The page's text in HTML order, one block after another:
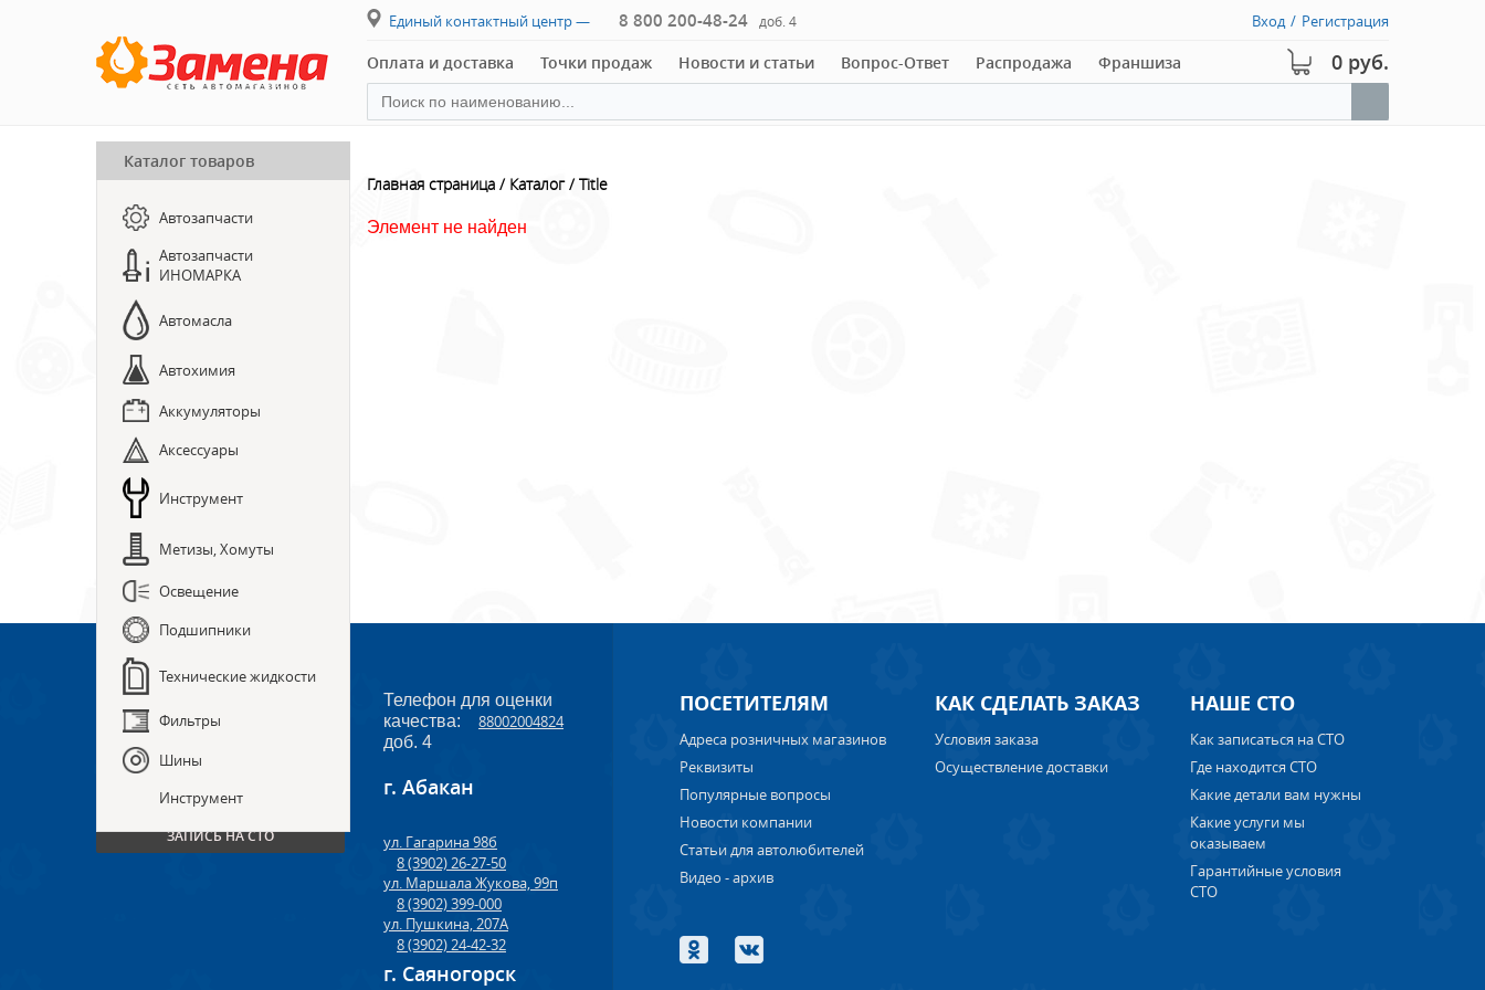
Единый контактный центр — 8 800 200-48-24 доб. 4 Вход / Регистрация
Оплата и доставка Точки продаж Новости и статьи Вопрос-Ответ Распродажа Франшиза 0 руб.
ПРЕДЗАКАЗ ЗАПЧАСТЕЙ
ЗАПИСЬ НА СТО
Каталог товаров
Автозапчасти
Автозапчасти
ИНОМАРКА
Автомасла
Автохимия
Аккумуляторы
Аксессуары
Инструмент
Метизы, Хомуты
Освещение
Подшипники
Технические жидкости
Фильтры
Шины
Инструмент
Главная страница Каталог Title
Элемент не найден
ПРЕДЗАКАЗ ЗАПЧАСТЕЙ
ЗАПИСЬ НА СТО
Телефон для оценки
качества:
88002004824
доб. 4
г. Абакан
ул. Гагарина 98б
8 (3902) 26-27-50
ул. Маршала Жукова, 99п
8 (3902) 399-000
ул. Пушкина, 207А
8 (3902) 24-42-32
г. Саяногорск
ПОСЕТИТЕЛЯМ
Адреса розничных магазинов
Реквизиты
Популярные вопросы
Новости компании
Статьи для автолюбителей
Видео - архив
КАК СДЕЛАТЬ ЗАКАЗ
Условия заказа
Осуществление доставки
НАШЕ СТО
Как записаться на СТО
Где находится СТО
Какие детали вам нужны
Какие услуги мы
оказываем
Гарантийные условия
СТО